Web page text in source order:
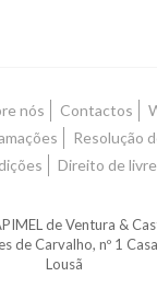
nós Contactos
Resolução
Direito de
de Ventura &
de Carvalho, nº 1
Lousã